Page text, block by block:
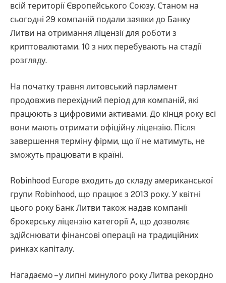
всій території Європейського Союзу. Станом на
сьогодні 29 компаній подали заявки до Банку
Литви на отримання ліцензії для роботи з
криптовалютами. 10 з них перебувають на стадії
розгляду.
На початку травня литовський парламент
продовжив перехідний період для компаній, які
працюють з цифровими активами. До кінця року всі
вони мають отримати офіційну ліцензію. Після
завершення терміну фірми, що її не матимуть, не
зможуть працювати в країні.
Robinhood Europe входить до складу американської
групи Robinhood, що працює з 2013 року. У квітні
цього року Банк Литви також надав компанії
брокерську ліцензію категорії A, що дозволяє
здійснювати фінансові операції на традиційних
ринках капіталу.
Нагадаємо – у липні минулого року Литва рекордно